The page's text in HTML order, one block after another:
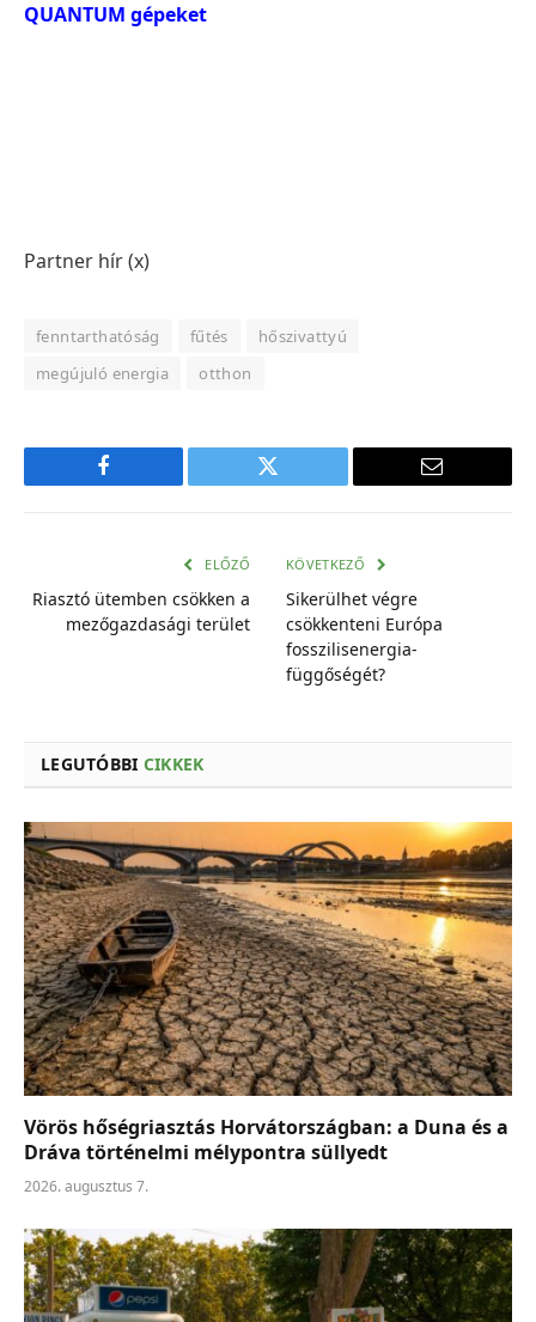
QUANTUM gépeket
Partner hír (x)
fenntarthatóság fűtés
hőszivattyú
megújuló energia
otthon
Facebook Twitter
E-
ELŐZŐ
Riasztó ütemben csökken a
mezőgazdasági terület
KÖVETKEZŐ
Sikerülhet végre
csökkenteni Európa
fosszilisenergia-
függőségét?
LEGUTÓBBI CIKKEK
Vörös hőségriasztás Horvátországban: a Duna és a
Dráva történelmi mélypontra süllyedt
2026. augusztus 7.